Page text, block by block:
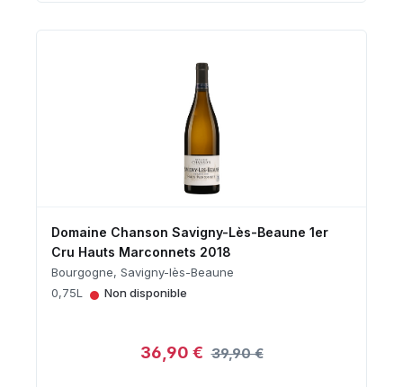
Domaine Chanson Savigny-Lès-Beaune 1er
Cru Hauts Marconnets 2018
Bourgogne, Savigny-lès-Beaune
0,75L
• Non disponible
36,90 € 39,90 €